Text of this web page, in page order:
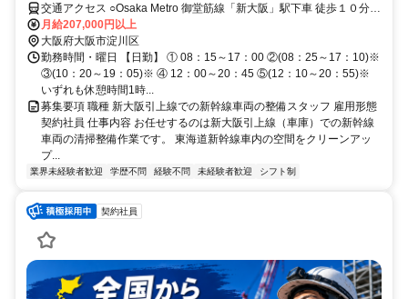
交通アクセス ○Osaka Metro 御堂筋線「新大阪」駅下車 徒歩１０分 ○
ＪＲ「新大阪」駅下車 徒歩１２分
月給207,000円以上
大阪府大阪市淀川区
勤務時間・曜日 【日勤】 ① 08：15～17：00 ②(08：25～17：10)※
③(10：20～19：05)※ ④ 12：00～20：45 ⑤(12：10～20：55)※
いずれも休憩時間1時...
募集要項 職種 新大阪引上線での新幹線車両の整備スタッフ 雇用形態
契約社員 仕事内容 お任せするのは新大阪引上線（車庫）での新幹線
車両の清掃整備作業です。 東海道新幹線車内の空間をクリーンアッ
プ...
業界未経験者歓迎 学歴不問 経験不問 未経験者歓迎 シフト制
契約社員